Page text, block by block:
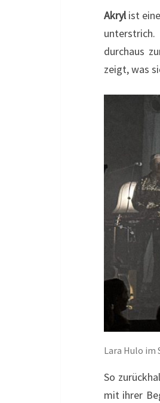
Akrylist
durchaus
zeigt, was
Lara Hulo im
So
mit ihrer